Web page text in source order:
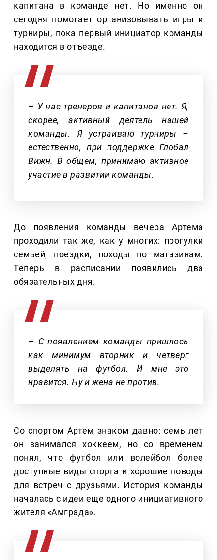
капитана в команде нет. Но именно он
сегодня помогает организовывать игры и
турниры, пока первый инициатор команды
находится в отъезде.
– У нас тренеров и капитанов нет. Я,
скорее, активный деятель нашей
команды. Я устраиваю турниры –
естественно, при поддержке Глобал
Вижн. В общем, принимаю активное
участие в развитии команды.
До появления команды вечера Артема
проходили так же, как у многих: прогулки
семьей, поездки, походы по магазинам.
Теперь в расписании появились два
обязательных дня.
– С появлением команды пришлось
как минимум вторник и четверг
выделять на футбол. И мне это
нравится. Ну и жена не против.
Со спортом Артем знаком давно: семь лет
он занимался хоккеем, но со временем
понял, что футбол или волейбол более
доступные виды спорта и хорошие поводы
для встреч с друзьями. История команды
началась с идеи еще одного инициативного
жителя «Амграда».